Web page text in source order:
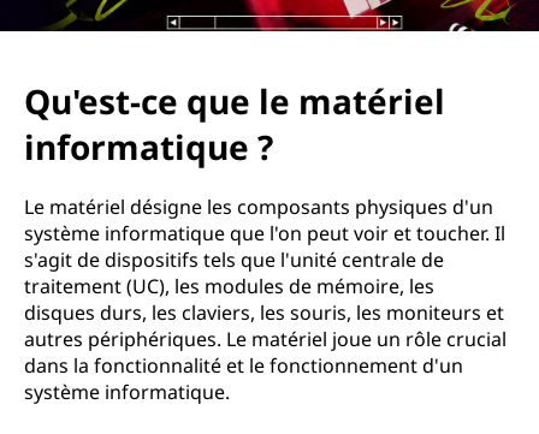
Qu'est-ce que le matériel
informatique ?
Le matériel désigne les composants physiques d'un
système informatique que l'on peut voir et toucher. Il
s'agit de dispositifs tels que l'unité centrale de
traitement (UC), les modules de mémoire, les
disques durs, les claviers, les souris, les moniteurs et
autres périphériques. Le matériel joue un rôle crucial
dans la fonctionnalité et le fonctionnement d'un
système informatique.